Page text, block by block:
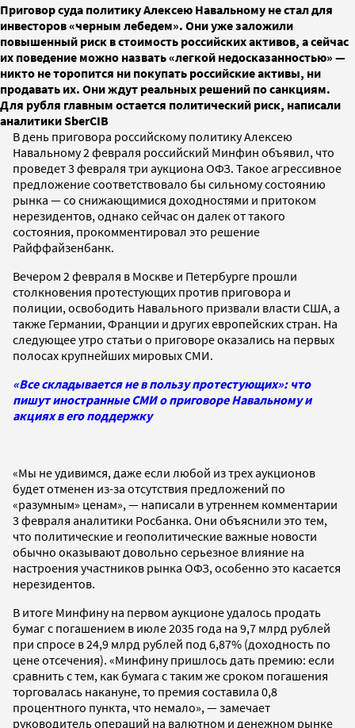
Приговор суда политику Алексею Навальному не стал для
инвесторов «черным лебедем». Они уже заложили
повышенный риск в стоимость российских активов, а сейчас
их поведение можно назвать «легкой недосказанностью» —
никто не торопится ни покупать российские активы, ни
продавать их. Они ждут реальных решений по санкциям.
Для рубля главным остается политический риск, написали
аналитики SberCIB
В день приговора российскому политику Алексею
Навальному 2 февраля российский Минфин объявил, что
проведет 3 февраля три аукциона ОФЗ. Такое агрессивное
предложение соответствовало бы сильному состоянию
рынка — со снижающимися доходностями и притоком
нерезидентов, однако сейчас он далек от такого
состояния, прокомментировал это решение
Райффайзенбанк.
Вечером 2 февраля в Москве и Петербурге прошли
столкновения протестующих против приговора и
полиции, освободить Навального призвали власти США, а
также Германии, Франции и других европейских стран. На
следующее утро статьи о приговоре оказались на первых
полосах крупнейших мировых СМИ.
«Все складывается не в пользу протестующих»: что
пишут иностранные СМИ о приговоре Навальному и
акциях в его поддержку
«Мы не удивимся, даже если любой из трех аукционов
будет отменен из-за отсутствия предложений по
«разумным» ценам», — написали в утреннем комментарии
3 февраля аналитики Росбанка. Они объяснили это тем,
что политические и геополитические важные новости
обычно оказывают довольно серьезное влияние на
настроения участников рынка ОФЗ, особенно это касается
нерезидентов.
В итоге Минфину на первом аукционе удалось продать
бумаг с погашением в июле 2035 года на 9,7 млрд рублей
при спросе в 24,9 млрд рублей под 6,87% (доходность по
цене отсечения). «Минфину пришлось дать премию: если
сравнить с тем, как бумага с таким же сроком погашения
торговалась накануне, то премия составила 0,8
процентного пункта, что немало», — замечает
руководитель операций на валютном и денежном рынке